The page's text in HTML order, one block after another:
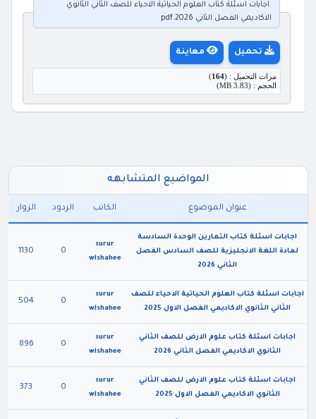
اجابات اسئلة كتاب العلوم الحياتية الاحياء للصف الثاني الثانوي
الاكاديمي الفصل الثاني 2026.pdf
تحميل معاينة
مرات التحميل : (164
)
الحجم : (3.83 MB)
المواضيع المتشابهه
عنوان الموضوع الكاتب الردود الزوار
اجابات اسئلة كتاب التمارين الوحدة السادسة
لمادة اللغة الانجليزية للصف السادس الفصل
الثاني 2026
surur
wishahee
0
1130
اجابات اسئلة كتاب العلوم الحياتية الاحياء للصف
الثاني الثانوي الاكاديمي الفصل الاول 2025
surur
wishahee
0
504
اجابات اسئلة كتاب علوم الارض للصف الثاني
الثانوي الاكاديمي الفصل الثاني 2026
surur
wishahee
0
896
اجابات اسئلة كتاب علوم الارض للصف الثاني
الثانوي الاكاديمي الفصل الاول 2025
surur
wishahee
0
373